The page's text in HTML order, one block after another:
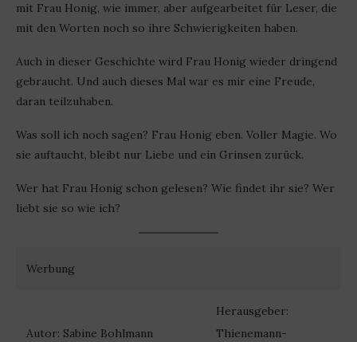
mit Frau Honig, wie immer, aber aufgearbeitet für Leser, die
mit den Worten noch so ihre Schwierigkeiten haben.
Auch in dieser Geschichte wird Frau Honig wieder dringend
gebraucht. Und auch dieses Mal war es mir eine Freude,
daran teilzuhaben.
Was soll ich noch sagen? Frau Honig eben. Voller Magie. Wo
sie auftaucht, bleibt nur Liebe und ein Grinsen zurück.
Wer hat Frau Honig schon gelesen? Wie findet ihr sie? Wer
liebt sie so wie ich?
Werbung
Autor: Sabine Bohlmann
Herausgeber:
Thienemann-